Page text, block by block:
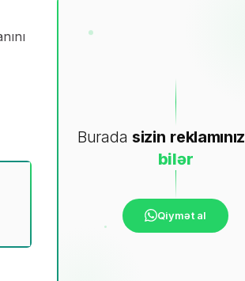
Burada sizin reklamınız
bilər
Qiymət al